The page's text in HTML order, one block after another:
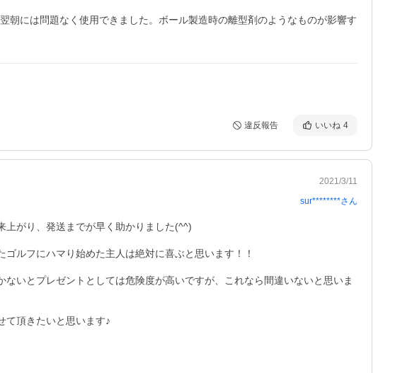
には問題なく使用できました。ボール製造時の離型剤のようなものが影響す
違反報告 いいね 4
2021/3/11
sur********さん
上がり、発送までが早く助かりました(^^)
ルフにハマり始めた主人は絶対に喜ぶと思います！！
いとプレゼントとしては危険度が高いですが、これなら間違いないと思いま
て頂きたいと思います♪